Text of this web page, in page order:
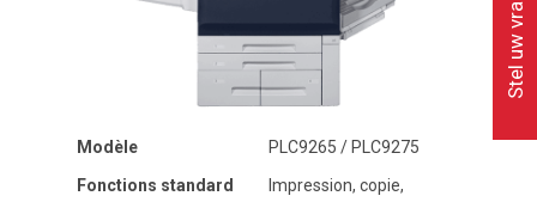
Modèle
PLC9265 / PLC9275
Fonctions standard
Impression, copie,
Stel uw vraag